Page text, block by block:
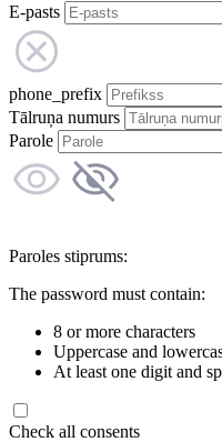
E-pasts
phone_prefix
Tālruņa numurs
Parole
Paroles stiprums:
The password must contain:
8 or more characters
Uppercase and
At least one digit and
Check all consents